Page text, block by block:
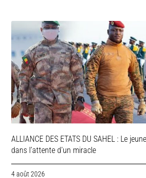
ALLIANCE DES ETATS DU SAHEL : Le
dans l’attente d’un miracle
4 août 2026